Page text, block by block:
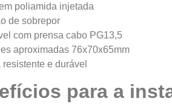
poliamida injetada
de sobrepor
com prensa cabo PG13,5
aproximadas 76x70x65mm
resistente e durável
para a